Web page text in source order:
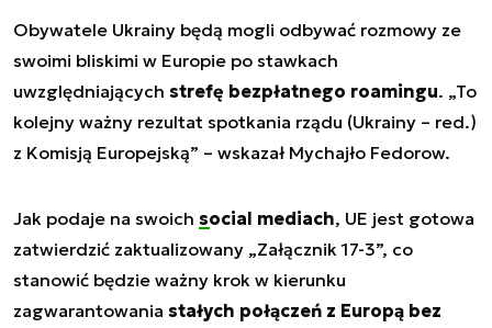
Obywatele Ukrainy będą mogli odbywać rozmowy ze
swoimi bliskimi w Europie po stawkach
uwzględniających strefę bezpłatnego roamingu. „To
kolejny ważny rezultat spotkania rządu (Ukrainy – red.)
z Komisją Europejską” – wskazał Mychajło Fedorow.
Jak podaje na swoich social mediach, UE jest gotowa
zatwierdzić zaktualizowany „Załącznik 17-3”, co
stanowić będzie ważny krok w kierunku
zagwarantowania stałych połączeń z Europą bez